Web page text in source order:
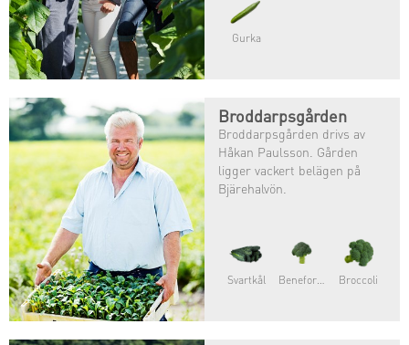
Gurka
Broddarpsgården
Broddarpsgården drivs av
Håkan Paulsson. Gården
ligger vackert belägen på
Bjärehalvön.
Svartkål Broccoli